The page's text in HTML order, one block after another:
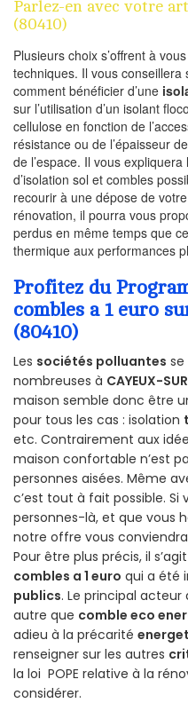
Parlez-en avec votre
(80410)
Plusieurs choix s’offrent à
techniques. Il vous
comment bénéficier d’une
sur l’utilisation d’un isolant
cellulose en fonction de
résistance ou de l’épaisseur
de l’espace. Il vous
d’isolation sol et combles
recourir à une dépose de
rénovation, il pourra vous
perdus en même temps que
thermique aux performances
Profitez du
combles a 1 euro
(80410)
Les sociétés polluantes se
nombreuses à CAYEUX-
maison semble donc être
pour tous les cas : isolation
etc. Contrairement aux
maison confortable n’est
personnes aisées. Même
c’est tout à fait possible.
personnes-là, et que vous
notre offre vous
Pour être plus précis, il
combles a 1 euro qui a été
publics. Le principal
autre que comble eco
adieu à la précarité
renseigner sur les autres
la loi POPE relative à la
considérer.